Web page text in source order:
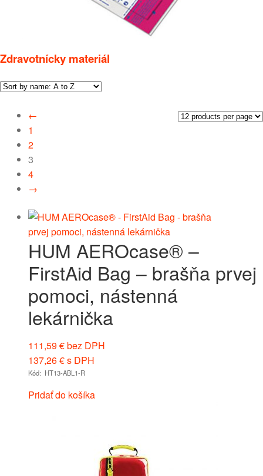
Zdravotnícky materiál
←
1
2
3
4
→
HUM AEROcase® –
FirstAid Bag – brašňa prvej
pomoci, nástenná
lekárnička
111,59€bez DPH
137,26€s DPH
Kód: HT13-ABL1-R
Pridať do košíka